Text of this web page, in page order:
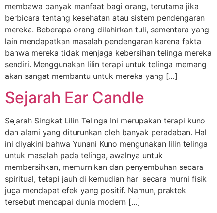
membawa banyak manfaat bagi orang, terutama jika
berbicara tentang kesehatan atau sistem pendengaran
mereka. Beberapa orang dilahirkan tuli, sementara yang
lain mendapatkan masalah pendengaran karena fakta
bahwa mereka tidak menjaga kebersihan telinga mereka
sendiri. Menggunakan lilin terapi untuk telinga memang
akan sangat membantu untuk mereka yang […]
Sejarah Ear Candle
Sejarah Singkat Lilin Telinga Ini merupakan terapi kuno
dan alami yang diturunkan oleh banyak peradaban. Hal
ini diyakini bahwa Yunani Kuno mengunakan lilin telinga
untuk masalah pada telinga, awalnya untuk
membersihkan, memurnikan dan penyembuhan secara
spiritual, tetapi jauh di kemudian hari secara murni fisik
juga mendapat efek yang positif. Namun, praktek
tersebut mencapai dunia modern […]